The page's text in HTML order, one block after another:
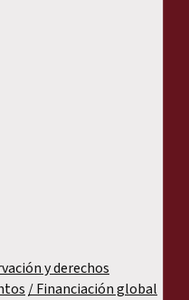
y derechos
Financiación global